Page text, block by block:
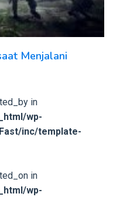
Menjalani
in
wp-
inc/template-
in
wp-